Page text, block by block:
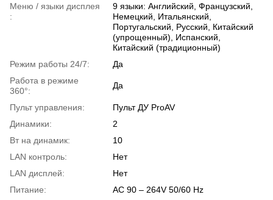
Меню / языки дисплея
:
9 языки: Английский, Французский,
Немецкий, Итальянский,
Португальский, Русский, Китайский
(упрощенный), Испанский,
Китайский (традиционный)
Режим работы 24/7:
Да
Работа в режиме
360°:
Да
Пульт управления:
Пульт ДУ ProAV
Динамики:
2
Вт на динамик:
10
LAN контроль:
Нет
LAN дисплей:
Нет
Питание:
AC 90 – 264V 50/60 Hz